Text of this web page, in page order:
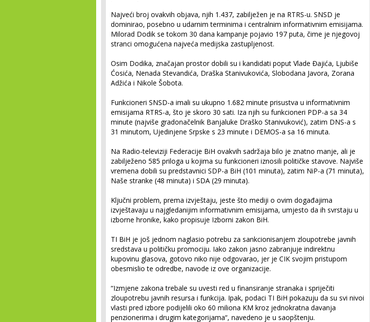
Najveći broj ovakvih objava, njih 1.437, zabilježen je na RTRS-u. SNSD je
dominirao, posebno u udarnim terminima i centralnim informativnim emisijama.
Milorad Dodik se tokom 30 dana kampanje pojavio 197 puta, čime je njegovoj
stranci omogućena najveća medijska zastupljenost.
Osim Dodika, značajan prostor dobili su i kandidati poput Vlade Đajića, Ljubiše
Ćosića, Nenada Stevandića, Draška Stanivukovića, Slobodana Javora, Zorana
Adžića i Nikole Šobota.
Funkcioneri SNSD-a imali su ukupno 1.682 minute prisustva u informativnim
emisijama RTRS-a, što je skoro 30 sati. Iza njih su funkcioneri PDP-a sa 34
minute (najviše gradonačelnik Banjaluke Draško Stanivuković), zatim DNS-a s
31 minutom, Ujedinjene Srpske s 23 minute i DEMOS-a sa 16 minuta.
Na Radio-televiziji Federacije BiH ovakvih sadržaja bilo je znatno manje, ali je
zabilježeno 585 priloga u kojima su funkcioneri iznosili političke stavove. Najviše
vremena dobili su predstavnici SDP-a BiH (101 minuta), zatim NiP-a (71 minuta),
Naše stranke (48 minuta) i SDA (29 minuta).
Ključni problem, prema izvještaju, jeste što mediji o ovim događajima
izvještavaju u najgledanijim informativnim emisijama, umjesto da ih svrstaju u
izborne hronike, kako propisuje Izborni zakon BiH.
TI BiH je još jednom naglasio potrebu za sankcionisanjem zloupotrebe javnih
sredstava u političku promociju. Iako zakon jasno zabranjuje indirektnu
kupovinu glasova, gotovo niko nije odgovarao, jer je CIK svojim pristupom
obesmislio te odredbe, navode iz ove organizacije.
“Izmjene zakona trebale su uvesti red u finansiranje stranaka i spriječiti
zloupotrebu javnih resursa i funkcija. Ipak, podaci TI BiH pokazuju da su svi nivoi
vlasti pred izbore podijelili oko 60 miliona KM kroz jednokratna davanja
penzionerima i drugim kategorijama“, navedeno je u saopštenju.